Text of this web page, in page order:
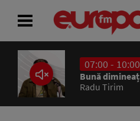
07:00 - 10:00
Bună
Radu Tirim
ACASĂ
ȘTIRI